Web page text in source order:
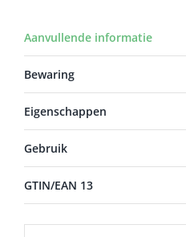
Aanvullende informatie
Bewaring
Eigenschappen
Gebruik
GTIN/EAN 13